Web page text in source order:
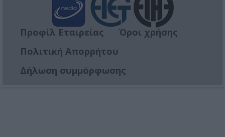
Προφίλ Εταιρείας
Όροι χρήσης
Πολιτική Απορρήτου
Δήλωση συμμόρφωσης